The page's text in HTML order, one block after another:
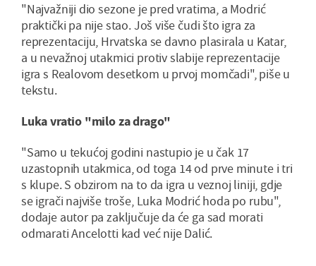
"Najvažniji dio sezone je pred vratima, a Modrić
praktički pa nije stao. Još više čudi što igra za
reprezentaciju, Hrvatska se davno plasirala u Katar,
a u nevažnoj utakmici protiv slabije reprezentacije
igra s Realovom desetkom u prvoj momčadi", piše u
tekstu.
Luka vratio "milo za drago"
"Samo u tekućoj godini nastupio je u čak 17
uzastopnih utakmica, od toga 14 od prve minute i tri
s klupe. S obzirom na to da igra u veznoj liniji, gdje
se igrači najviše troše, Luka Modrić hoda po rubu",
dodaje autor pa zaključuje da će ga sad morati
odmarati Ancelotti kad već nije Dalić.